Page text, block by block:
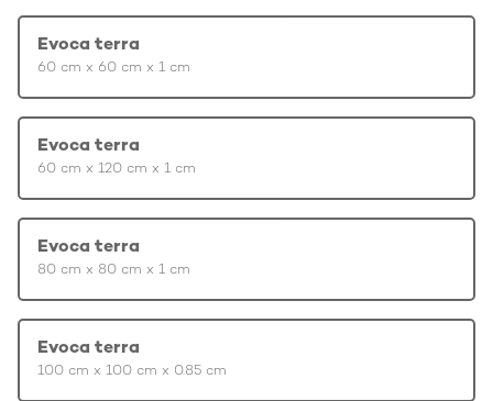
Evoca terra
60 cm x 60 cm x 1 cm
Evoca terra
60 cm x 120 cm x 1 cm
Evoca terra
80 cm x 80 cm x 1 cm
Evoca terra
100 cm x 100 cm x 0.85 cm